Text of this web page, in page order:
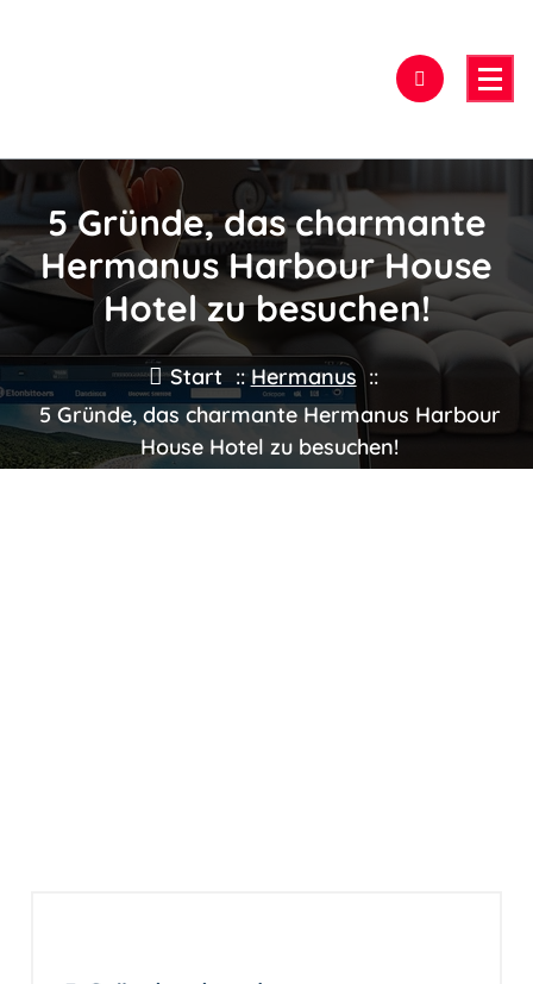
5 Gründe, das charmante
Hermanus Harbour House
Hotel zu besuchen!
Start :: Hermanus::
5 Gründe, das charmante Hermanus Harbour
House Hotel zu besuchen!